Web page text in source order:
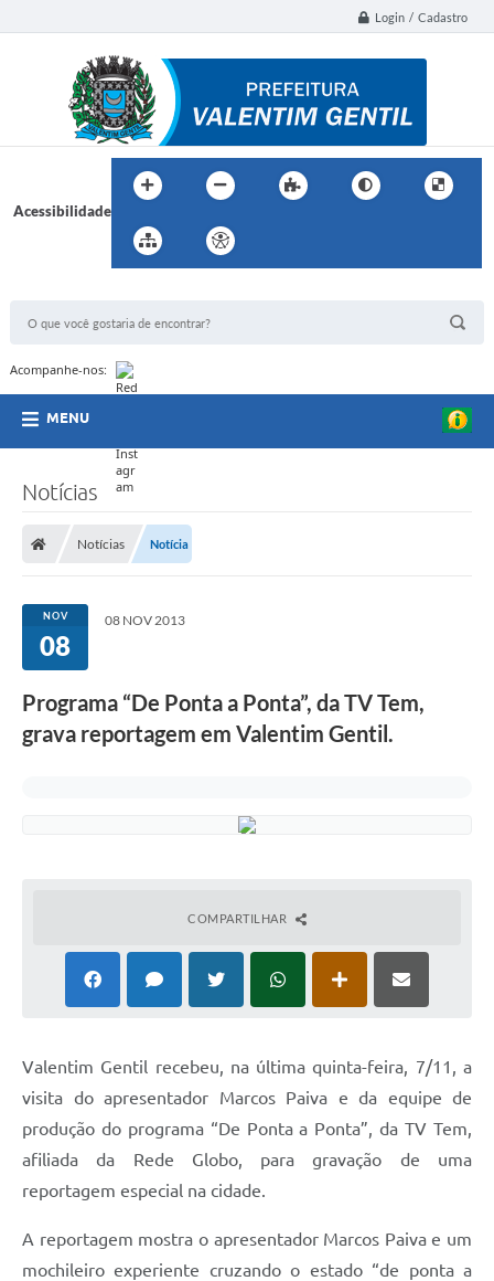
Login / Cadastro
Acessibilidade
Acompanhe-nos:
MENU
Notícias
Notícias Notícia
NOV
08
08 NOV 2013
Programa “De Ponta a Ponta”, da TV Tem,
grava reportagem em Valentim Gentil.
COMPARTILHAR
Valentim Gentil recebeu, na última quinta-feira, 7/11, a
visita do apresentador Marcos Paiva e da equipe de
produção do programa “De Ponta a Ponta”, da TV Tem,
afiliada da Rede Globo, para gravação de uma
reportagem especial na cidade.
A reportagem mostra o apresentador Marcos Paiva e um
mochileiro experiente cruzando o estado “de ponta a